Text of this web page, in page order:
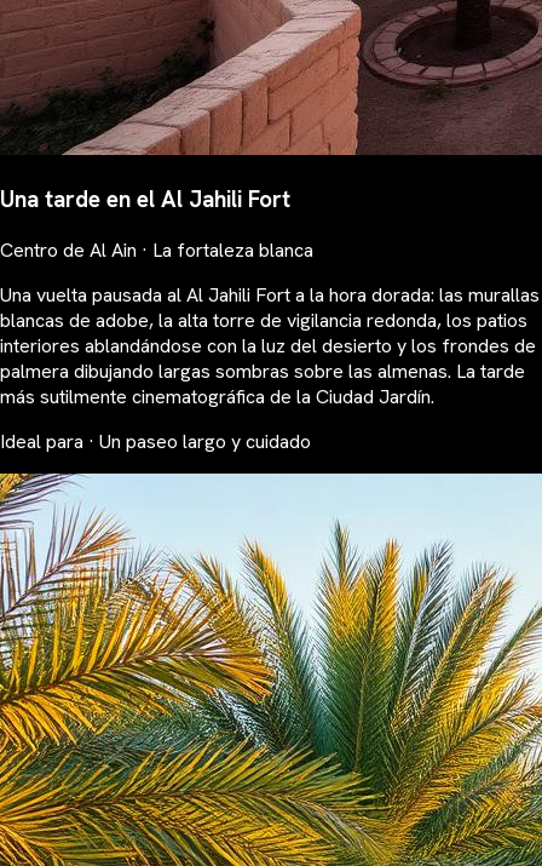
Una tarde en el Al Jahili Fort
Centro de Al Ain · La fortaleza blanca
Una vuelta pausada al Al Jahili Fort a la hora dorada: las murallas
blancas de adobe, la alta torre de vigilancia redonda, los patios
interiores ablandándose con la luz del desierto y los frondes de
palmera dibujando largas sombras sobre las almenas. La tarde
más sutilmente cinematográfica de la Ciudad Jardín.
Ideal para · Un paseo largo y cuidado